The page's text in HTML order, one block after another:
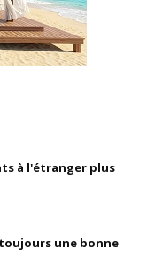
à l'étranger plus
une bonne